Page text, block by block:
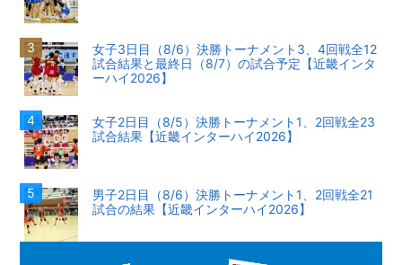
女子3日目（8/6）決勝トーナメント3、4回戦全12
試合結果と最終日（8/7）の試合予定【近畿インタ
ーハイ2026】
女子2日目（8/5）決勝トーナメント1、2回戦全23
試合結果【近畿インターハイ2026】
男子2日目（8/6）決勝トーナメント1、2回戦全21
試合の結果【近畿インターハイ2026】